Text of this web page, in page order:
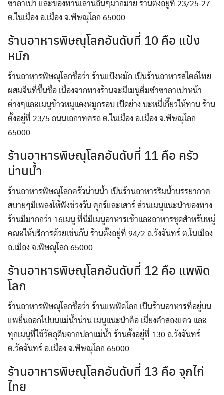
for:
ซาลาเปา และของทานเลานอื่นๆมากมาย ร้านตั้งอยู่ที่ 23/25-27
ต.ในเมือง อ.เมือง จ.พิษณุโลก 65000
ร้านอาหารพิษณุโลกอันดับที่ 10 คือ แป้ง
หมัก
ร้านอาหารพิษณุโลกชื่อว่า ร้านแป้งหมัก เป็นร้านอาหารสไตล์ไทย
ผสมจีนที่ขึ้นชื่อ เนื่องจากทางร้านจะมีเมนูติ่มซำซาลาเปาหน้า
ต่างๆและเมนูข้าวหมูแดงหมูกรอบ เป็ดย่าง บะหมี่เกี๊ยวให้ทาน ร้าน
ตั้งอยู่ที่ 23/5 ถนนเอกาทศรถ ต.ในเมือง อ.เมือง จ.พิษณุโลก
65000
ร้านอาหารพิษณุโลกอันดับที่ 11 คือ ครัว
น่านน้ำ
ร้านอาหารพิษณุโลกครัวน่านน้ำ เป็นร้านอาหารริมนํ้าบรรยากาศ
สบายๆมีเพลงให้ฟังช่วงวัน ศุกร์และเสาร์ ส่วนเมนูแนะนำของทาง
ร้านมีมากกว่า 16เมนู ที่นี่มีเมนูอาหารเช้าและอาหารชุดสำหรับหมู่
คณะให้บริการด้วยเช่นกัน ร้านตั้งอยู่ที่ 94/2 ถ.วังจันทร์ ต.ในเมือง
อ.เมือง จ.พิษณุโลก 65000
ร้านอาหารพิษณุโลกอันดับที่ 12 คือ แพพิด
โลก
ร้านอาหารพิษณุโลกชื่อว่า ร้านแพพิดโลก เป็นร้านอาหารที่อยู่บน
แพยื่นออกไปบนแม่นํ้าน่าน เมนูแนะนำคือ เมี่ยงคำสองแคว และ
ทุกเมนูที่ใช้วัตถุดิบจากปลาแม่นํ้า ร้านตั้งอยู่ที่ 130 ถ.วังจันทร์
ต.วัดจันทร์ อ.เมือง จ.พิษณุโลก 65000
ร้านอาหารพิษณุโลกอันดับที่ 13 คือ จุกไก่
ไทย